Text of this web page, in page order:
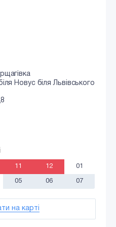
Новус біля Львівського
11 12 01
05 06 07
на карті